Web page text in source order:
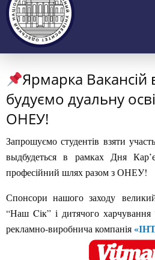
Ярмарка
будуємо дуальну
ОНЕУ!
Запрошуємо студентів взяти
выдбудеться в рамках Дня
професійний шлях разом з ОНЕУ!
Спонсори нашого заходу
“Наш Cік” і дитячого
рекламно-виробнича компанія